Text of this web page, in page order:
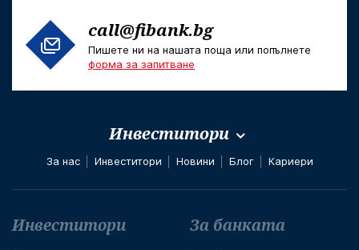
call@fibank.bg
Пишете ни на нашата поща или попълнете
форма за запитване
Инвеститори
За нас Инвеститори Новини Блог Кариери
Футър навигация
Инвеститори За банката